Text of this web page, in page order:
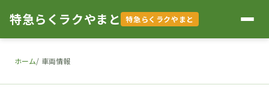
特急らくラクやまと 特急らくラクやまと
ホーム 車両情報